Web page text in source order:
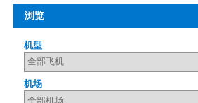
浏览
机型
机场